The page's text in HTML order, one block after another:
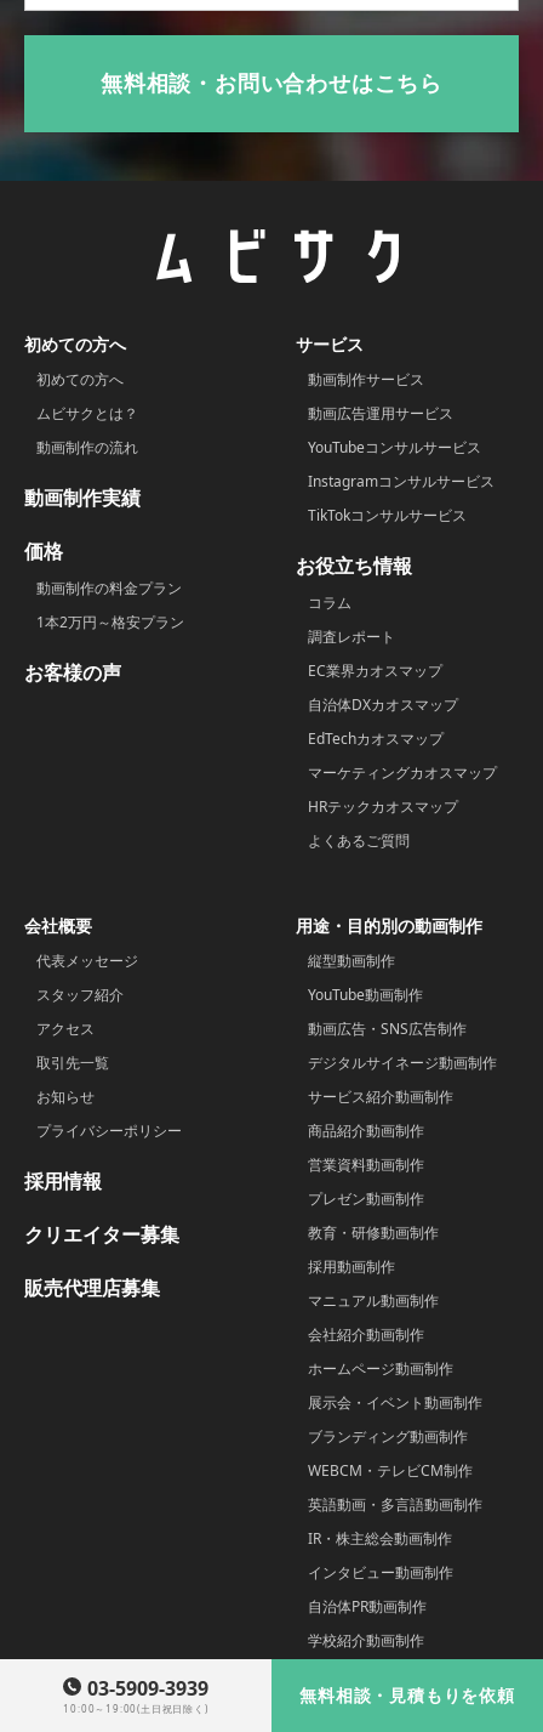
無料相談・お問い合わせはこちら
初めての方へ
初めての方へ
ムビサクとは？
動画制作の流れ
動画制作実績
価格
動画制作の料金プラン
1本2万円～格安プラン
お客様の声
サービス
動画制作サービス
動画広告運用サービス
YouTubeコンサルサービス
Instagramコンサルサービス
TikTokコンサルサービス
お役立ち情報
コラム
調査レポート
EC業界カオスマップ
自治体DXカオスマップ
EdTechカオスマップ
マーケティングカオスマップ
HRテックカオスマップ
よくあるご質問
会社概要
代表メッセージ
スタッフ紹介
アクセス
取引先一覧
お知らせ
プライバシーポリシー
採用情報
クリエイター募集
販売代理店募集
用途・目的別の動画制作
縦型動画制作
YouTube動画制作
動画広告・SNS広告制作
デジタルサイネージ動画制作
サービス紹介動画制作
商品紹介動画制作
営業資料動画制作
プレゼン動画制作
教育・研修動画制作
採用動画制作
マニュアル動画制作
会社紹介動画制作
ホームページ動画制作
展示会・イベント動画制作
ブランディング動画制作
WEBCM・テレビCM制作
英語動画・多言語動画制作
IR・株主総会動画制作
インタビュー動画制作
自治体PR動画制作
学校紹介動画制作
インフォグラフィック動画制作
03-5909-3939
10:00～19:00(土日祝日除く)
無料相談・見積もりを依頼